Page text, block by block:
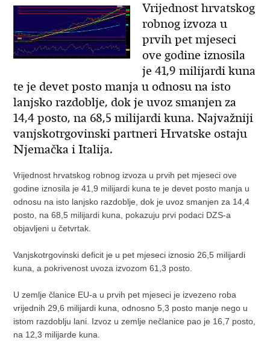
Vrijednost hrvatskog
robnog izvoza u
prvih pet mjeseci
ove godine iznosila
je 41,9 milijardi kuna
te je devet posto manja u odnosu na isto
lanjsko razdoblje, dok je uvoz smanjen za
14,4 posto, na 68,5 milijardi kuna. Najvažniji
vanjskotrgovinski partneri Hrvatske ostaju
Njemačka i Italija.
Vrijednost hrvatskog robnog izvoza u prvih pet mjeseci ove
godine iznosila je 41,9 milijardi kuna te je devet posto manja u
odnosu na isto lanjsko razdoblje, dok je uvoz smanjen za 14,4
posto, na 68,5 milijardi kuna, pokazuju prvi podaci DZS-a
objavljeni u četvrtak.
Vanjskotrgovinski deficit je u pet mjeseci iznosio 26,5 milijardi
kuna, a pokrivenost uvoza izvozom 61,3 posto.
U zemlje članice EU-a u prvih pet mjeseci je izvezeno roba
vrijednih 29,6 milijardi kuna, odnosno 5,3 posto manje nego u
istom razdoblju lani. Izvoz u zemlje nečlanice pao je 16,7 posto,
na 12,3 milijarde kuna.